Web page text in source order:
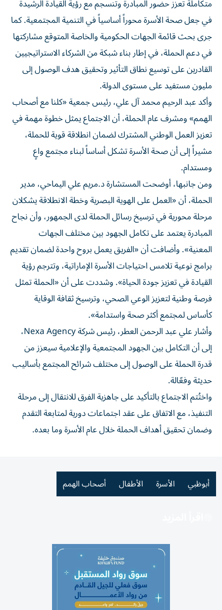
متكاملة تعزز حضور المبادرة وتنسجم مع رؤية القيادة الرشيدة
في جعل صحة الأسرة محوراً أساسياً في التنمية المجتمعية. كما
جرى بحث قائمة الجهات الحكومية والخاصة المتوقع مشاركتها
في دعم الحملة، في إطار بناء شبكة من الشركاء الاستراتيجيين
القادرين على توسيع نطاق التأثير وتحقيق هدف الوصول إلى
مليون مستفيد على مستوى الدولة.
وأكد عبد الرحيم محمد آل علي، رئيس جمعية «كلنا مع أصحاب
الهمم» ومشرف عام الحملة، أن الاجتماع يمثل خطوة مهمة في
تعزيز العمل الوطني المشترك لضمان انطلاقة قوية للحملة،
مشيراً إلى أن صحة الأسرة تشكل أساساً لبناء مجتمع واعٍ
ومستدام.
ومن جانبها، أوضحت المستشارة د.مريم علي اليماحي، مدير
الحملة، أن «العمل على الهوية البصرية وخطة الانطلاقة يشكلان
مرحلة محورية في ترسيخ رسائل الحملة لدى الجمهور، وأن نجاح
المبادرة يعتمد على تكامل الجهود بين مختلف الجهات
المعنية». وأضافت أن «الفريق يعمل بروح واحدة لضمان تقديم
برامج نوعية تلامس احتياجات الأسرة الإماراتية، وتترجم رؤية
القيادة في تعزيز جودة الحياة». وشددت على أن «الحملة تمثل
فرصة وطنية لتعزيز الوعي الصحي، وترسيخ ثقافة الوقاية
كأساس لمجتمع أكثر صحة واستدامة».
وأشار علي عبد الرحمن العطر، رئيس شركة Nexa Agency،
إلى أن التكامل بين الجهود المجتمعية والإعلامية سيعزز من
قدرة الحملة على الوصول إلى مختلف شرائح المجتمع بأساليب
حديثة وفعّالة.
واختُتم الاجتماع بالتأكيد على جاهزية الفرق للانتقال إلى مرحلة
التنفيذ، مع الاتفاق على عقد اجتماعات دورية لمتابعة التقدم
وضمان تحقيق أهداف الحملة خلال عام الأسرة وما بعده.
أبوظبي الأسرة الأطفال أصحاب الهمم